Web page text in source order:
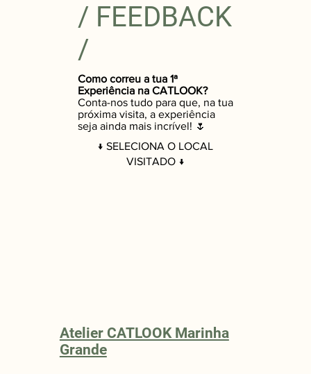
Atelier CATLOOK Marinha
Grande
/ FEEDBACK
/
Como correu a tua 1ª
Experiência na CATLOOK?
Conta-nos tudo para que, na tua
próxima visita, a experiência
seja ainda mais incrível! 🌷
↓ SELECIONA O LOCAL
VISITADO ↓